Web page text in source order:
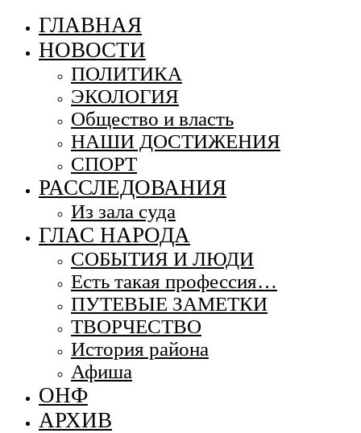
ГЛАВНАЯ
НОВОСТИ
ПОЛИТИКА
ЭКОЛОГИЯ
Общество и власть
НАШИ ДОСТИЖЕНИЯ
СПОРТ
РАССЛЕДОВАНИЯ
Из зала суда
ГЛАС НАРОДА
СОБЫТИЯ И ЛЮДИ
Есть такая профессия…
ПУТЕВЫЕ ЗАМЕТКИ
ТВОРЧЕСТВО
История района
Афиша
ОНФ
АРХИВ